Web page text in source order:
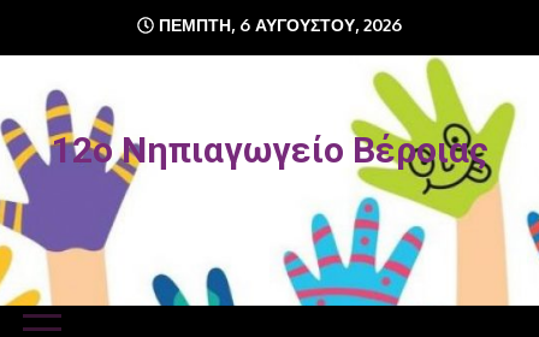
content
ΠΈΜΠΤΗ, 6 ΑΥΓΟΎΣΤΟΥ, 2026
12o Νηπιαγωγείο Βέροιας